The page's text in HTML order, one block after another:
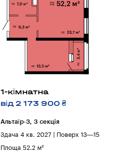
1-кімнатна
від 2 173 900 ₴
Альтаїр-3, 3 секцiя
Здача 4 кв. 2027 | Поверх 13—15
Площа 52.2 м²